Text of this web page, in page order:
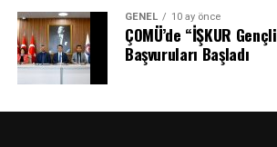
GENEL 10 ay önce
ÇOMÜ’de “İŞKUR
Başvuruları Başladı